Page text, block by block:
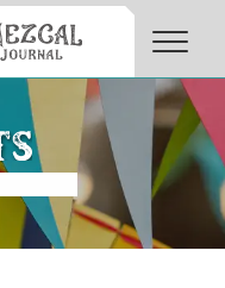
About Tequila Journal
What’s Tequila